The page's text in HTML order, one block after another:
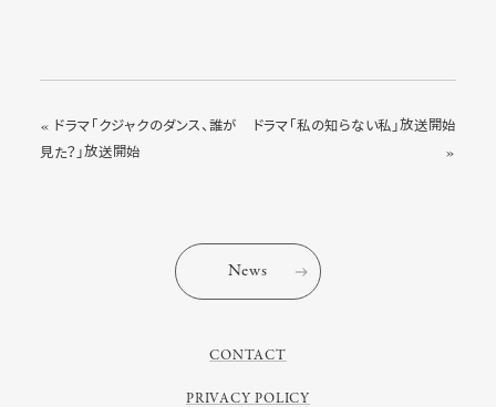
« ドラマ「クジャクのダンス、誰が
見た？」放送開始
ドラマ「私の知らない私」放送開始
»
News
CONTACT
PRIVACY POLICY